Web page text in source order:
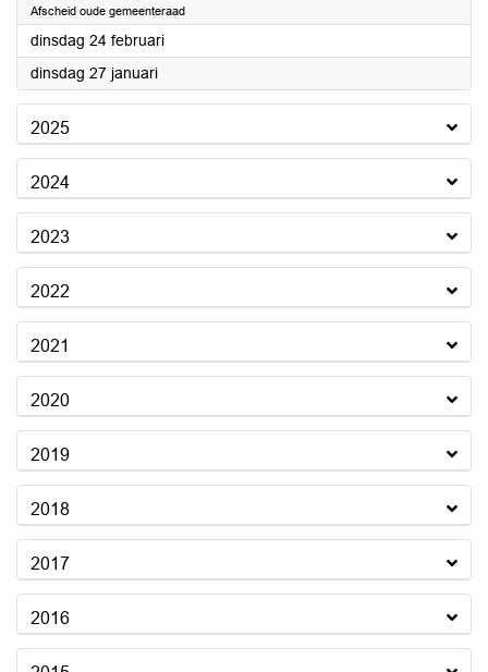
Afscheid oude gemeenteraad
dinsdag 24 februari2026
dinsdag 27 januari2026
2025
2024
2023
2022
2021
2020
2019
2018
2017
2016